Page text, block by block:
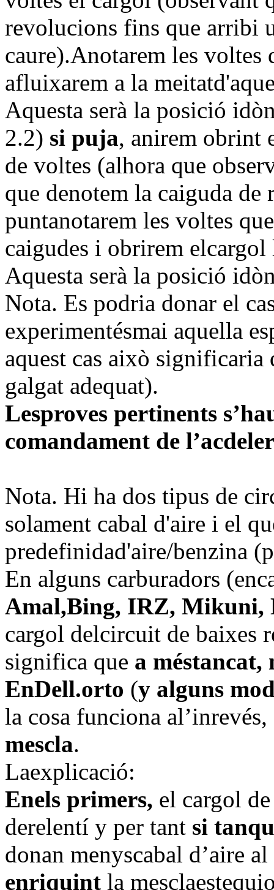
revolucions fins que arribi
caure).Anotarem les voltes
afluixarem a la
Aquesta serà la posició
2.2) si puja, anirem obrint
de voltes (alhora que
que denotem la caiguda de
puntanotarem les voltes
caigudes i obrirem
Aquesta serà la posició
Nota. Es podria donar el
experimentésmai aquella
aquest cas això
galgat adequat).
Lesproves pertinents
comandament de
Nota. Hi ha dos tipus de
solament cabal d'aire i el
predefinidad'aire/benzina
En alguns carburadors
Amal,Bing, IRZ, Mikuni,
cargol delcircuit de baixes
significa que a méstancat,
EnDell.orto (y alguns
la cosa funciona al’inrevés,
mescla.
Laexplicació:
Enels primers, el cargol
derelentí y per tant si
donan menyscabal d’aire
enriquint la